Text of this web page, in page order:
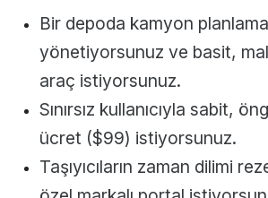
Bir depoda kamyon
yönetiyorsunuz ve basit,
araç istiyorsunuz.
Sınırsız kullanıcıyla sabit,
ücret ($99) istiyorsunuz.
Taşıyıcıların zaman dilimi